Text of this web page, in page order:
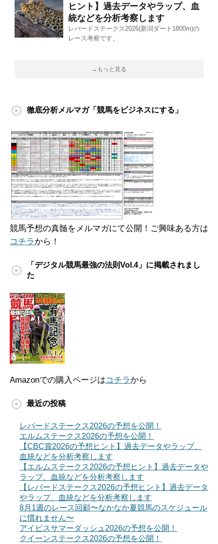
ヒント】過去データやラップ、血
統などを分析考察します
レパードステークス2026(新潟ダート1800m)の
レース考察です。
→もっと見る
徹底分析メルマガ「競馬をビジネスにする」
競馬予想の真髄をメルマガにて公開！ご興味ある方は
コチラ から！
「デジタル競馬最強の法則Vol.4」に掲載されまし
た
Amazonでの購入ページはコチラ から
最近の投稿
レパードステークス2026の予想を公開！
エルムステークス2026の予想を公開！
【CBC賞2026の予想ヒント】過去データやラップ、
血統などを分析考察します
【エルムステークス2026の予想ヒント】過去データや
ラップ、血統などを分析考察します
【レパードステークス2026の予想ヒント】過去データ
やラップ、血統などを分析考察します
8月1週のレース回顧〜なかなか夏競馬のスケジュール
に慣れません〜
アイビスサマーダッシュ2026の予想を公開！
クイーンステークス2026の予想を公開！